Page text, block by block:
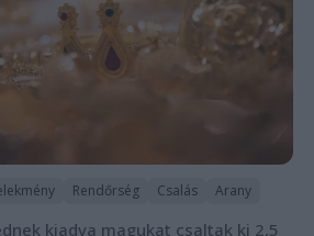
Rendőrség Csalás Arany
kiadva magukat csaltak ki 2,5